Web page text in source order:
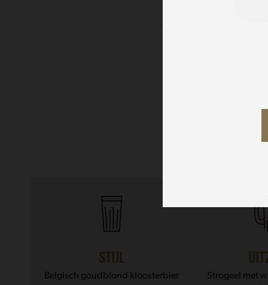
Belgisch goudblond kloosterbier
Strogeel met